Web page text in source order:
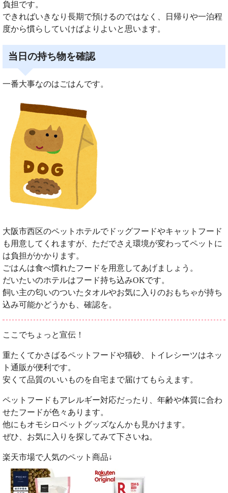
負担です。
できればいきなり長期で預けるのではなく、日帰りや一泊程
度から慣らしていけばよりよいと思います。
当日の持ち物を確認
一番大事なのはごはんです。
大阪市西区のペットホテルでドッグフードやキャットフード
も用意してくれますが、ただでさえ環境が変わってペットに
は負担がかかります。
ごはんは食べ慣れたフードを用意してあげましょう。
だいたいのホテルはフード持ち込みOKです。
飼い主の匂いのついたタオルやお気に入りのおもちゃが持ち
込み可能かどうかも、確認を。
ここでちょっと宣伝！
重たくてかさばるペットフードや猫砂、トイレシーツはネッ
ト通販が便利です。
安くて品質のいいものを自宅まで届けてもらえます。
ペットフードもアレルギー対応だったり、年齢や体質に合わ
せたフードが色々あります。
他にもオモシロペットグッズなんかも見かけます。
ぜひ、お気に入りを探してみて下さいね。
楽天市場で人気のペット商品↓